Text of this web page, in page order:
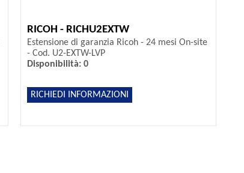
RICOH - RICHU2EXTW
Estensione di garanzia Ricoh - 24 mesi On-site
- Cod. U2-EXTW-LVP
Disponibilità: 0
RICHIEDI INFORMAZIONI